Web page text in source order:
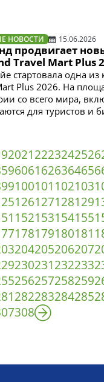
НОВОСТИ 15.06.2026
продвигает
Travel Mart Plus
стартовала одна
Plus 2026. На
со всего мира,
для туристов и
20212223242526
59606162636465
99100101 102103
126127128129
152153154155
178179180181
204205206207
230231232233
256257258259
282283284285
308